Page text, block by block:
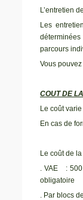
L’entretien
Les
parcours
Vous
COUT DE
Le coût
En cas de
Le coût de
. VAE : 500
obligatoire
. Par blocs